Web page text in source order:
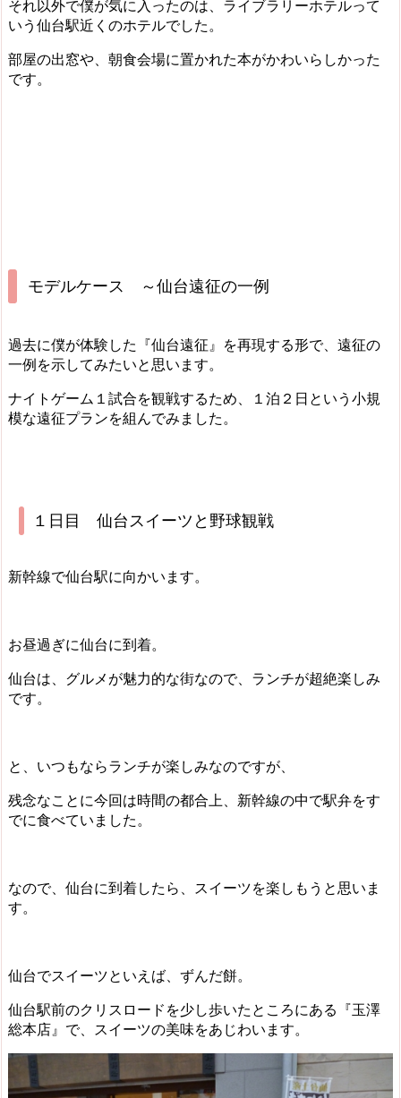
それ以外で僕が気に入ったのは、ライブラリーホテルって
いう仙台駅近くのホテルでした。
部屋の出窓や、朝食会場に置かれた本がかわいらしかった
です。
モデルケース ～仙台遠征の一例
過去に僕が体験した『仙台遠征』を再現する形で、遠征の
一例を示してみたいと思います。
ナイトゲーム１試合を観戦するため、１泊２日という小規
模な遠征プランを組んでみました。
１日目 仙台スイーツと野球観戦
新幹線で仙台駅に向かいます。
お昼過ぎに仙台に到着。
仙台は、グルメが魅力的な街なので、ランチが超絶楽しみ
です。
と、いつもならランチが楽しみなのですが、
残念なことに今回は時間の都合上、新幹線の中で駅弁をす
でに食べていました。
なので、仙台に到着したら、スイーツを楽しもうと思いま
す。
仙台でスイーツといえば、ずんだ餅。
仙台駅前のクリスロードを少し歩いたところにある『玉澤
総本店』で、スイーツの美味をあじわいます。